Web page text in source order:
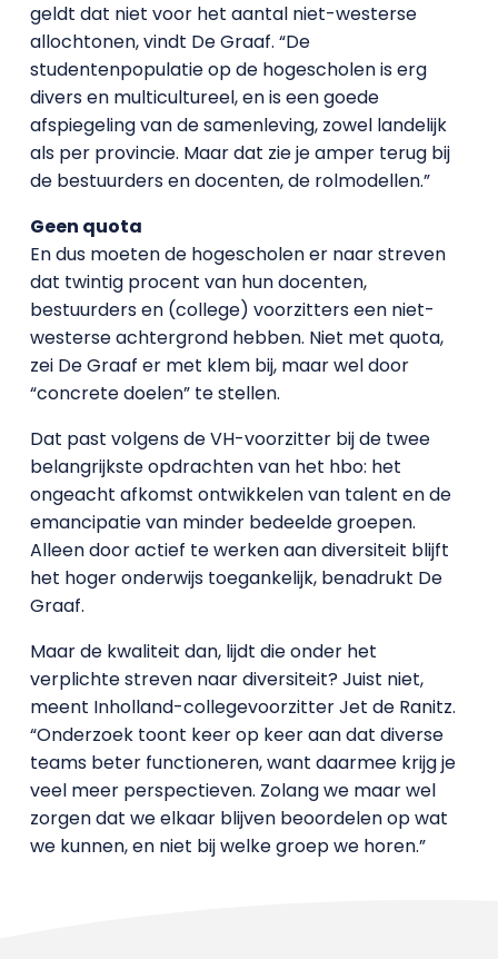
geldt dat niet voor het aantal niet-westerse
allochtonen, vindt De Graaf. “De
studentenpopulatie op de hogescholen is erg
divers en multicultureel, en is een goede
afspiegeling van de samenleving, zowel landelijk
als per provincie. Maar dat zie je amper terug bij
de bestuurders en docenten, de rolmodellen.”
Geen quota
En dus moeten de hogescholen er naar streven
dat twintig procent van hun docenten,
bestuurders en (college) voorzitters een niet-
westerse achtergrond hebben. Niet met quota,
zei De Graaf er met klem bij, maar wel door
“concrete doelen” te stellen.
Dat past volgens de VH-voorzitter bij de twee
belangrijkste opdrachten van het hbo: het
ongeacht afkomst ontwikkelen van talent en de
emancipatie van minder bedeelde groepen.
Alleen door actief te werken aan diversiteit blijft
het hoger onderwijs toegankelijk, benadrukt De
Graaf.
Maar de kwaliteit dan, lijdt die onder het
verplichte streven naar diversiteit? Juist niet,
meent Inholland-collegevoorzitter Jet de Ranitz.
“Onderzoek toont keer op keer aan dat diverse
teams beter functioneren, want daarmee krijg je
veel meer perspectieven. Zolang we maar wel
zorgen dat we elkaar blijven beoordelen op wat
we kunnen, en niet bij welke groep we horen.”